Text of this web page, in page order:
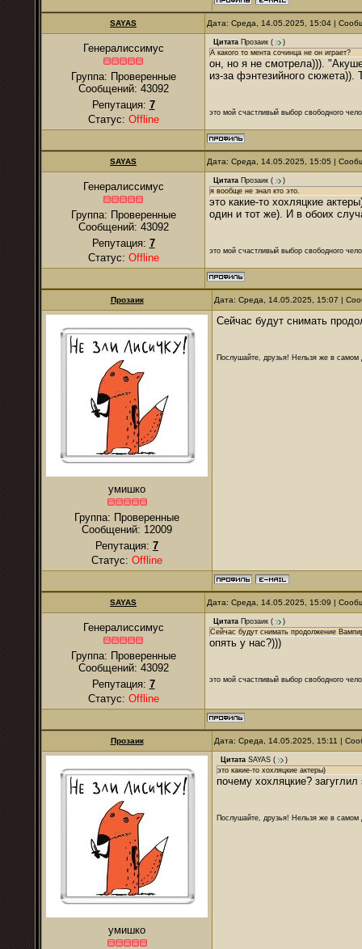
SAYAS Дата: Среда, 14.05.2025, 15:04 |
Генералиссимус
Группа: Проверенные
Сообщений: 43092
Репутация: 7
Статус: Offline
Цитата Прозаик (
)
А какого то мента сочинца не он играет?
он, но я не смотрела))).
из-за фэнтезийного
это мой счастливый выбор свободного
SAYAS Дата: Среда, 14.05.2025, 15:05 |
Генералиссимус
Группа: Проверенные
Сообщений: 43092
Репутация: 7
Статус: Offline
Цитата Прозаик (
)
я вообще не знал кто это.
это какие-то хохляцкие
один и тот же). И в обоих
это мой счастливый выбор свободного
Прозаик Дата: Среда, 14.05.2025, 15:07 |
умишко
Группа: Проверенные
Сообщений: 12009
Репутация: 7
Статус: Offline
Сейчас будут снимать
Послушайте, друзья! Нельзя же в самом
SAYAS Дата: Среда, 14.05.2025, 15:09 |
Генералиссимус
Группа: Проверенные
Сообщений: 43092
Репутация: 7
Статус: Offline
Цитата Прозаик (
)
Сейчас будут снимать продолжение
опять у нас?)))
это мой счастливый выбор свободного
Прозаик Дата: Среда, 14.05.2025, 15:11 |
умишко
Цитата SAYAS (
)
это какие-то хохляцкие актеры)
почему хохляцкие?
Послушайте, друзья! Нельзя же в самом